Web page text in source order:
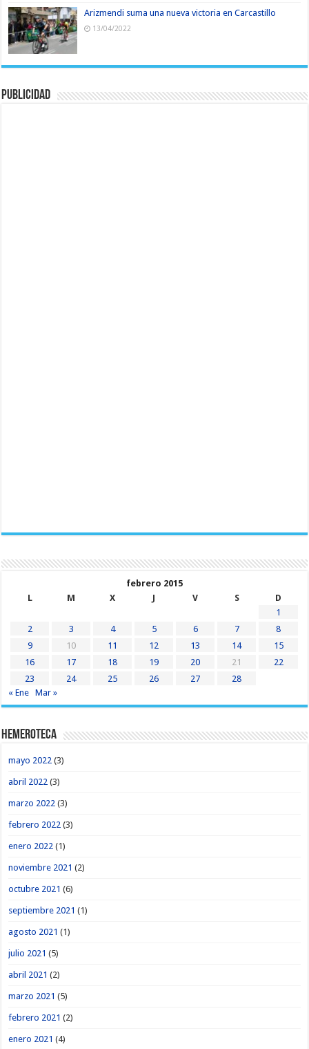
Arizmendi suma una nueva victoria en Carcastillo
13/04/2022
Publicidad
febrero 2015
L
M X J V S
D
1
2
3 4 5 6 7
8
9
10 11 12 13 14
15
16
17 18 19 20 21
22
23
24 25 26 27
28
« Ene
Mar »
Hemeroteca
mayo 2022 (3)
abril 2022 (3)
marzo 2022 (3)
febrero 2022 (3)
enero 2022 (1)
noviembre 2021 (2)
octubre 2021 (6)
septiembre 2021 (1)
agosto 2021 (1)
julio 2021 (5)
abril 2021 (2)
marzo 2021 (5)
febrero 2021 (2)
enero 2021 (4)